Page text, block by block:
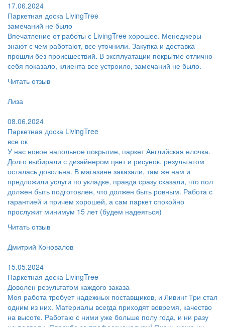
17.06.2024
Паркетная доска LivingTree
замечаний не было
Впечатление от работы с LivingTree хорошее. Менеджеры
знают с чем работают, все уточнили. Закупка и доставка
прошли без происшествий. В эксплуатации покрытие отлично
себя показало, клиента все устроило, замечаний не было.
Читать отзыв
Лиза
08.06.2024
Паркетная доска LivingTree
все ок
У нас новое напольное покрытие, паркет Английская елочка.
Долго выбирали с дизайнером цвет и рисунок, результатом
осталась довольна. В магазине заказали, там же нам и
предложили услуги по укладке, правда сразу сказали, что пол
должен быть подготовлен, что должен быть ровным. Работа с
гарантией и причем хорошей, а сам паркет спокойно
прослужит минимум 15 лет (будем надеяться)
Читать отзыв
Дмитрий Коновалов
15.05.2024
Паркетная доска LivingTree
Доволен результатом каждого заказа
Моя работа требует надежных поставщиков, и Ливинг Три стал
одним из них. Материалы всегда приходят вовремя, качество
на высоте. Работаю с ними уже больше полу года, и ни разу